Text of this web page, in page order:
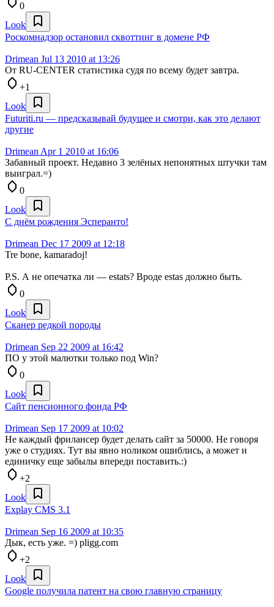
0
Look
Роскомнадзор остановил сквоттинг в домене РФ
Drimean Jul 13 2010 at 13:26
От RU-CENTER статистика судя по всему будет завтра.
+1
Look
Futuriti.ru — предсказывай будущее и смотри, как это делают
другие
Drimean Apr 1 2010 at 16:06
Забавный проект. Недавно 3 зелёных непонятных штучки там
выиграл.=)
0
Look
С днём рождения Эсперанто!
Drimean Dec 17 2009 at 12:18
Tre bone, kamaradoj!
P.S. А не опечатка ли — estats? Вроде estas должно быть.
0
Look
Сканер редкой породы
Drimean Sep 22 2009 at 16:42
ПО у этой малютки только под Win?
0
Look
Сайт пенсионного фонда РФ
Drimean Sep 17 2009 at 10:02
Не каждый фрилансер будет делать сайт за 50000. Не говоря
уже о студиях. Тут вы явно ноликом ошиблись, а может и
единичку еще забылы впереди поставить.:)
+2
Look
Explay CMS 3.1
Drimean Sep 16 2009 at 10:35
Дык, есть уже. =) pligg.com
+2
Look
Google получила патент на свою главную страницу